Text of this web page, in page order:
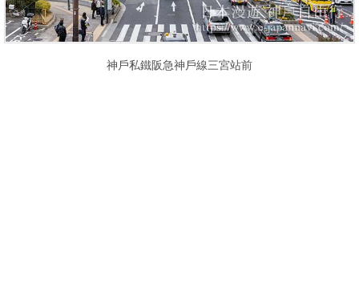
神戶私鐵阪急神戶線三宮站前